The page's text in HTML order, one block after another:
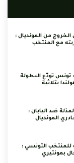
من المونديال :
مع المنتخب
مونديال 2026 : تونس تودّع البطولة
بثلاثية
ضد اليابان :
المونديال
للمنتخب التونسي :
بمونتيري